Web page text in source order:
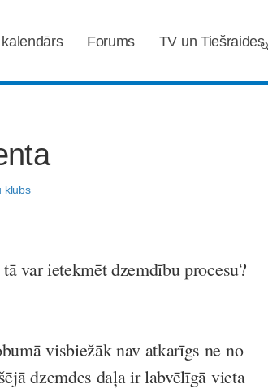
Forums TV un Tiešraides
klubs
var ietekmēt dzemdību procesu?
visbiežāk nav atkarīgs ne no
dzemdes daļa ir labvēlīgā vieta